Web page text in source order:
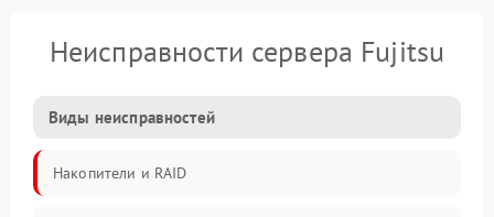
Неисправности сервера Fujitsu
Виды неисправностей
Накопители и RAID